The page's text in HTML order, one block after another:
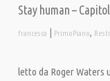
Stay human –
francesca | PrimoPiano,
letto da Roger